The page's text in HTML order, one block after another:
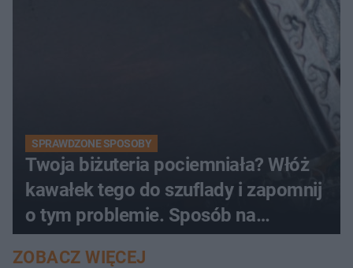
SPRAWDZONE SPOSOBY
Twoja biżuteria pociemniała? Włóż
kawałek tego do szuflady i zapomnij
o tym problemie. Sposób na
pociemniałą biżuterię
ZOBACZ WIĘCEJ